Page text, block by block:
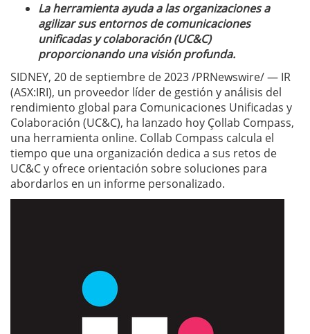
La herramienta ayuda a las organizaciones a
agilizar sus entornos de comunicaciones
unificadas y colaboración (UC&C)
proporcionando una visión profunda.
SIDNEY, 20 de septiembre de 2023 /PRNewswire/ — IR
(ASX:IRI), un proveedor líder de gestión y análisis del
rendimiento global para Comunicaciones Unificadas y
Colaboración (UC&C), ha lanzado hoy Çollab Compass,
una herramienta online. Collab Compass calcula el
tiempo que una organización dedica a sus retos de
UC&C y ofrece orientación sobre soluciones para
abordarlos en un informe personalizado.